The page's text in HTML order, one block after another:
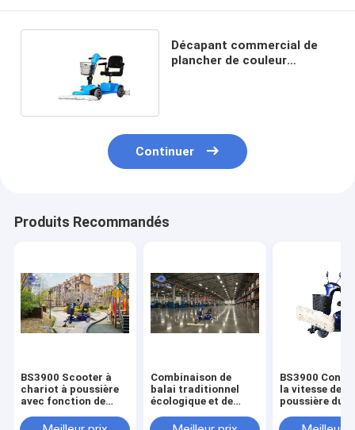
Décapant commercial de
plancher de couleur
Continuer
Produits Recommandés
BS3900 Scooter à
chariot à poussière
avec fonction de
humide
Combinaison de
balai traditionnel
écologique et de
pour un nettoyage en
BS3900
la vitesse de la
poussière du
en plastique